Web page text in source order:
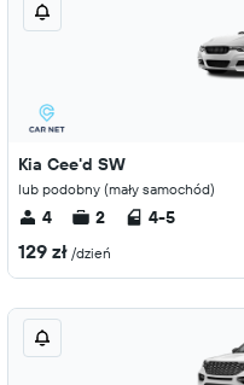
Kia Cee'd SW
lub podobny (mały samochód)
4 2 4-5
129 zł /dzień